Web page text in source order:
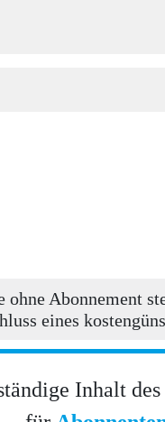
ohne Abonnement
eines
Inhalt